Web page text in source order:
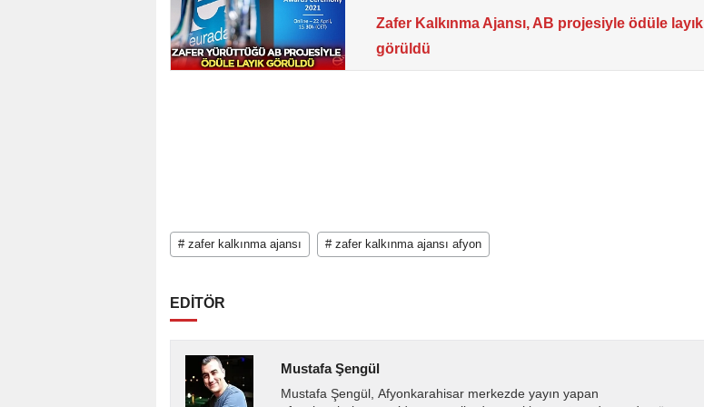
Zafer Kalkınma Ajansı, AB projesiyle ödüle layık
görüldü
# zafer kalkınma ajansı # zafer kalkınma ajansı afyon
EDİTÖR
Mustafa Şengül
Mustafa Şengül, Afyonkarahisar merkezde yayın yapan